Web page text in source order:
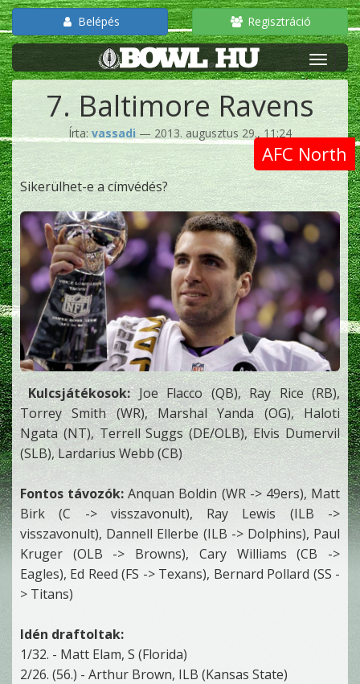
Belépés Regisztráció
7. Baltimore Ravens
Írta: vassadi — 2013. augusztus 29., 11:24
AFC North
Sikerülhet-e a címvédés?
Kulcsjátékosok:Joe Flacco (QB), Ray Rice (RB),
Torrey Smith (WR), Marshal Yanda (OG), Haloti
Ngata (NT), Terrell Suggs (DE/OLB), Elvis Dumervil
(SLB), Lardarius Webb (CB)
Fontos távozók: Anquan Boldin (WR -> 49ers), Matt
Birk (C -> visszavonult), Ray Lewis (ILB ->
visszavonult), Dannell Ellerbe (ILB -> Dolphins), Paul
Kruger (OLB -> Browns), Cary Williams (CB ->
Eagles), Ed Reed (FS -> Texans), Bernard Pollard (SS -
> Titans)
Idén draftoltak:
1/32. - Matt Elam, S (Florida)
2/26. (56.) - Arthur Brown, ILB (Kansas State)